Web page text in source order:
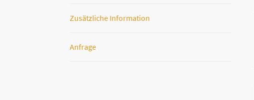
Zusätzliche Information
Anfrage